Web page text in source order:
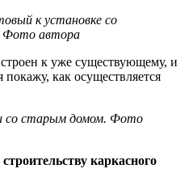
к установке со
Фото автора
к уже существующему, и
как осуществляется
со старым домом. Фото
каркасного